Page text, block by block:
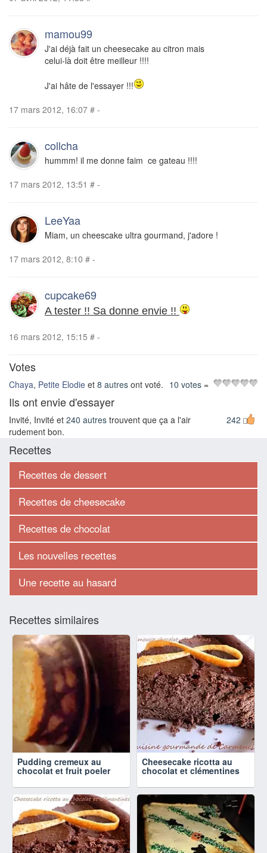
mamou99
J'ai déjà fait un cheesecake au citron mais
celui-là doit être meilleur !!!!
J'ai hâte de l'essayer !!!
17 mars 2012, 16:07 # -
collcha
hummm! il me donne faim ce gateau !!!!
17 mars 2012, 13:51 # -
LeeYaa
Miam, un cheescake ultra gourmand, j'adore !
17 mars 2012, 8:10 # -
cupcake69
A tester !! Sa donne envie !!
16 mars 2012, 15:15 # -
Votes
Chaya, Petite Elodie et 8 autres ont voté. =
10 votes
Ils ont envie d'essayer
242
Invité, Invité et 240 autres trouvent que ça a l'air
rudement bon.
Recettes
Recettes de dessert
Recettes de cheesecake
Recettes de chocolat
Les nouvelles recettes
Une recette au hasard
Recettes similaires
Pudding cremeux au
chocolat et fruit poeler
Cheesecake ricotta au
chocolat et clémentines